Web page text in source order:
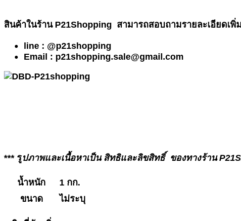
สินค้าในร้าน P21Shopping สามารถสอบถามรายละเอียดเพิ่
line : @p21shopping
Email : p21shopping.sale@gmail.com
*** รูปภาพและเนื้อหาเป็น สิทธิและลิขสิทธิ์ ของทางร้าน
น้ำหนัก
1 กก.
ขนาด
ไม่ระบุ